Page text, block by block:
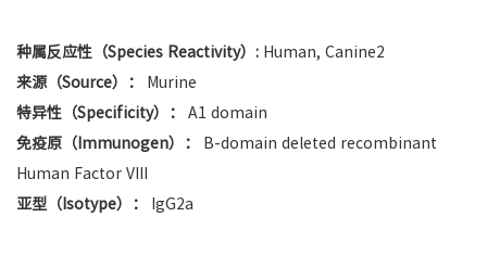
种属反应性（Species Reactivity）: Human, Canine2
来源（Source）：
Murine
特异性（Specificity）：
A1 domain
免疫原（Immunogen）：
B-domain deleted recombinant
Human Factor VIII
亚型（Isotype）：
IgG2a